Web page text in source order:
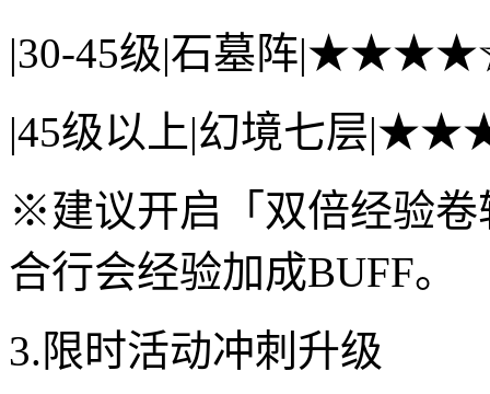
|30-45级|石墓阵
|45级以上|幻境七层
※建议开启「双倍经验卷
合行会经验加成BUFF。
3.限时活动冲刺升级